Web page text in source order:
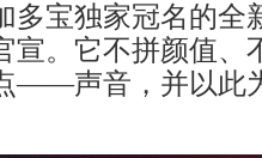
多宝独家冠名的全
宣。它不拼颜值、
——声音，并以此